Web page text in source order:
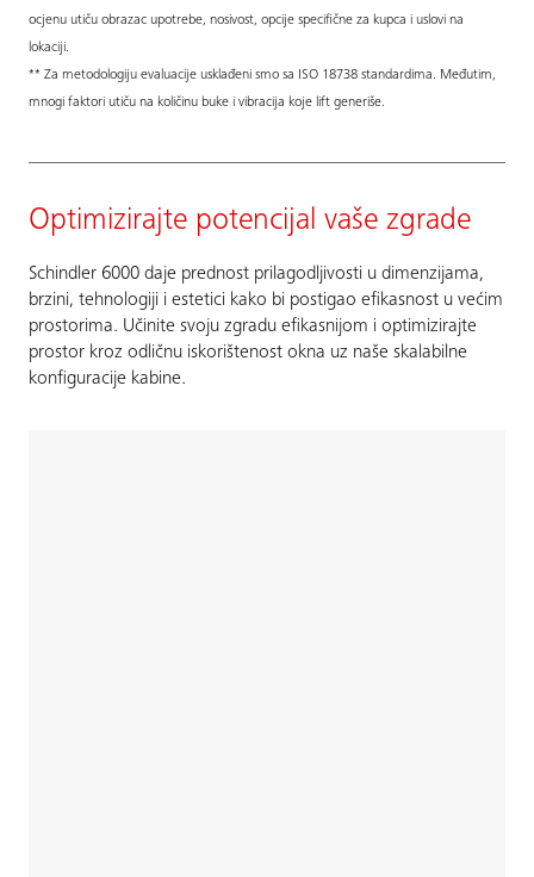
ocjenu utiču obrazac upotrebe, nosivost, opcije specifične za kupca i uslovi na
lokaciji.
** Za metodologiju evaluacije usklađeni smo sa ISO 18738 standardima. Međutim,
mnogi faktori utiču na količinu buke i vibracija koje lift generiše.
Optimizirajte potencijal vaše zgrade
Schindler 6000 daje prednost prilagodljivosti u dimenzijama,
brzini, tehnologiji i estetici kako bi postigao efikasnost u većim
prostorima. Učinite svoju zgradu efikasnijom i optimizirajte
prostor kroz odličnu iskorištenost okna uz naše skalabilne
konfiguracije kabine.